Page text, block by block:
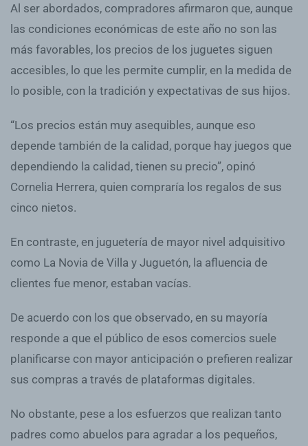
Al ser abordados, compradores afirmaron que, aunque
las condiciones económicas de este año no son las
más favorables, los precios de los juguetes siguen
accesibles, lo que les permite cumplir, en la medida de
lo posible, con la tradición y expectativas de sus hijos.
“Los precios están muy asequibles, aunque eso
depende también de la calidad, porque hay juegos que
dependiendo la calidad, tienen su precio”, opinó
Cornelia Herrera, quien compraría los regalos de sus
cinco nietos.
En contraste, en juguetería de mayor nivel adquisitivo
como La Novia de Villa y Juguetón, la afluencia de
clientes fue menor, estaban vacías.
De acuerdo con los que observado, en su mayoría
responde a que el público de esos comercios suele
planificarse con mayor anticipación o prefieren realizar
sus compras a través de plataformas digitales.
No obstante, pese a los esfuerzos que realizan tanto
padres como abuelos para agradar a los pequeños,